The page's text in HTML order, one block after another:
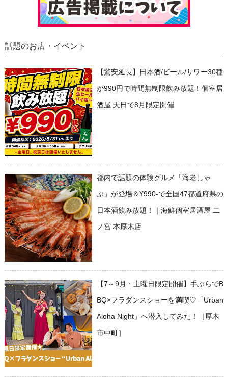
話題のお店・イベント
【驚安延長】日本酒/ビール/サワー30種
が990円で時間無制限飲み放題！個室居
酒屋 天日で8月限定開催
都内で話題の体験グルメ「海老しゃ
ぶ」が登場＆¥990-で全国47都道府県の
日本酒飲み放題！｜海鮮個室居酒屋 二
ノ宮 本厚木店
【7～9月・土曜日限定開催】手ぶらでB
BQ×フラダンスショーを満喫♡「Urban
Aloha Night」へ潜入してみた！［厚木
市中町］